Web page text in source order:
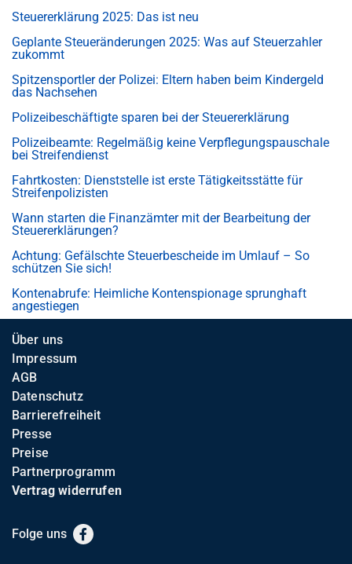
Steuererklärung 2025: Das ist neu
Geplante Steueränderungen 2025: Was auf Steuerzahler
zukommt
Spitzensportler der Polizei: Eltern haben beim Kindergeld
das Nachsehen
Polizeibeschäftigte sparen bei der Steuererklärung
Polizeibeamte: Regelmäßig keine Verpflegungspauschale
bei Streifendienst
Fahrtkosten: Dienststelle ist erste Tätigkeitsstätte für
Streifenpolizisten
Wann starten die Finanzämter mit der Bearbeitung der
Steuererklärungen?
Achtung: Gefälschte Steuerbescheide im Umlauf – So
schützen Sie sich!
Kontenabrufe: Heimliche Kontenspionage sprunghaft
angestiegen
Über uns
Impressum
AGB
Datenschutz
Barrierefreiheit
Presse
Preise
Partnerprogramm
Vertrag widerrufen
Folge uns Facebook